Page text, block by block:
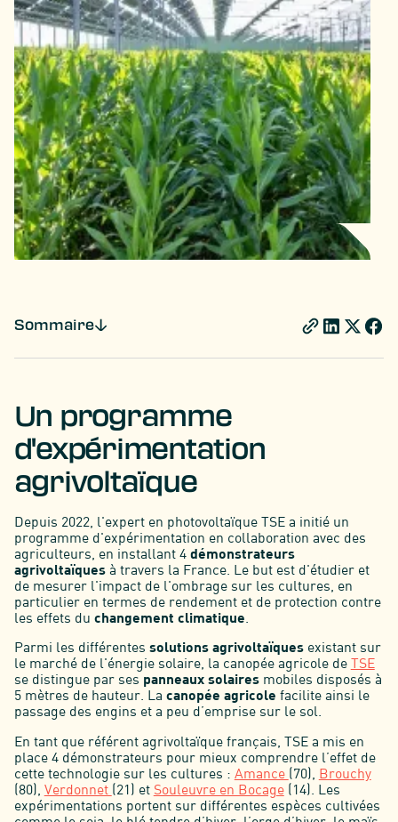
Sommaire
Un programme
d'expérimentation
agrivoltaïque
Depuis 2022, l'expert en photovoltaïque TSE a initié un
programme d'expérimentation en collaboration avec des
agriculteurs, en installant 4 démonstrateurs
agrivoltaïquesà travers la France. Le but est d'étudier et
de mesurer l'impact de l'ombrage sur les cultures, en
particulier en termes de rendement et de protection contre
les effets du changement climatique
Parmi les différentes solutions agrivoltaïquesexistant sur
le marché de l'énergie solaire, la canopée agricole de TSE
se distingue par ses panneaux solaires mobiles disposés à
5 mètres de hauteur. La canopée agricole facilite ainsi le
passage des engins et a peu d’emprise sur le sol.
En tant que référent agrivoltaïque français, TSE a mis en
place 4 démonstrateurs pour mieux comprendre l’effet de
cette technologie sur les cultures : Amance (70), Brouchy
(80), Verdonnet (21) et Souleuvre en Bocage(14). Les
expérimentations portent sur différentes espèces cultivées